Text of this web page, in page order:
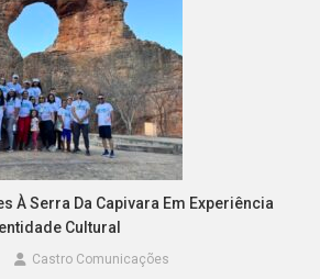
À Serra Da Capivara Em Experiência
Cultural
Castro Comunicações